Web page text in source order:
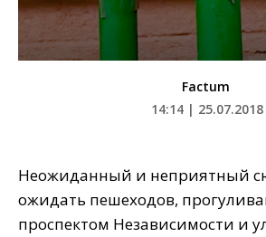
Factum
14:14 | 25.07.2018
Неожиданный и неприятный
ожидать пешеходов,
проспектом Независимости и